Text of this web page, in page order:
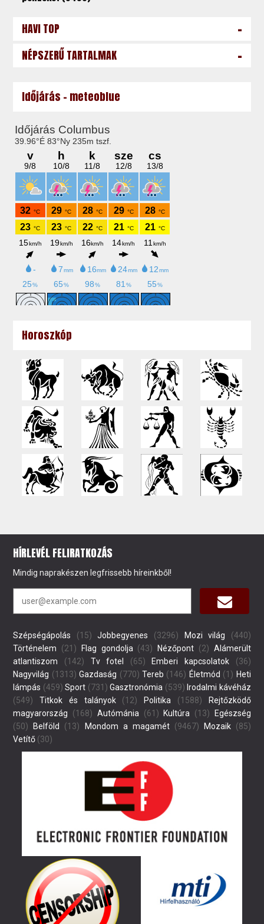
HAVI TOP -
NÉPSZERŰ TARTALMAK -
Időjárás - meteoblue
Horoszkóp
HÍRLEVÉL FELIRATKOZÁS
Mindig naprakészen legfrissebb híreinkből!
Szépségápolás (15) Jobbegyenes (3296) Mozi világ (440)
Történelem (21) Flag gondolja (43) Nézőpont (2) Alámerült
atlantiszom (142) Tv fotel (65) Emberi kapcsolatok (36)
Nagyvilág (1313) Gazdaság (770) Tereb (146) Életmód (1) Heti
lámpás (459) Sport (731) Gasztronómia (539) Irodalmi kávéház
(549)
Titkok és talányok(12) Politika (1588)
Rejtőzködő
magyarország (168) Autómánia (61) Kultúra (13)
Egészség
(50)
Belföld (13) Mondom a magamét(9467) Mozaik(85)
Vetítő (30)